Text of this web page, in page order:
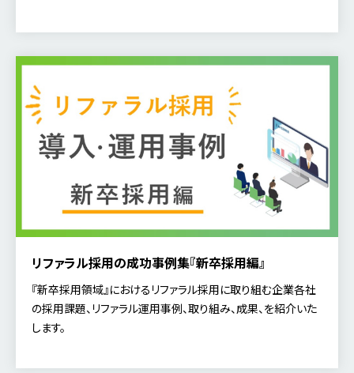
リファラル採用の成功事例集『新卒採用編』
『新卒採用領域』におけるリファラル採用に取り組む企業各社
の採用課題、リファラル運用事例、取り組み、成果、を紹介いた
します。